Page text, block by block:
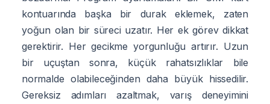
kontuarında başka bir durak eklemek, zaten
yoğun olan bir süreci uzatır. Her ek görev dikkat
gerektirir. Her gecikme yorgunluğu artırır. Uzun
bir uçuştan sonra, küçük rahatsızlıklar bile
normalde olabileceğinden daha büyük hissedilir.
Gereksiz adımları azaltmak, varış deneyimini